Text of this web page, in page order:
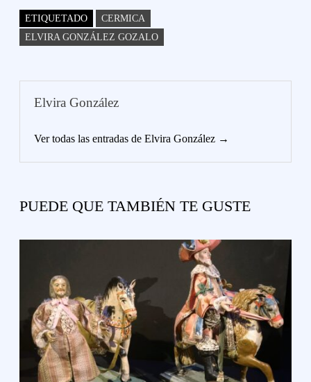
A
pp
es
t
ok r
bl
r
ETIQUETADO
CERMICA
ELVIRA GONZÁLEZ GOZALO
Elvira González
Ver todas las entradas de Elvira González →
PUEDE QUE TAMBIÉN TE GUSTE